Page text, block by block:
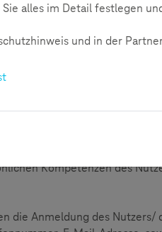
Bedingungen unter denen
genannt) zugängliche
Nutzer/ die Nutzerin diesen
zur Förderung der sicheren
sicheren und kompetenten
Kompetenzen des
die Anmeldung des Nutzers/
Sie alles im Detail festlegen
und in der